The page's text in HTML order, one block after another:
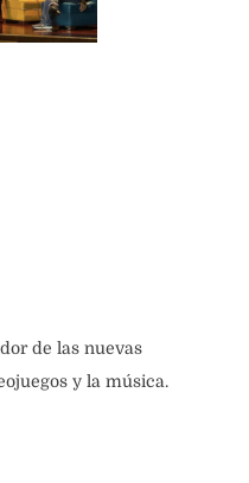
de las nuevas
y la música.